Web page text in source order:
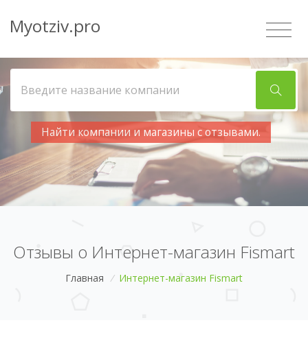
Myotziv.pro
Найти компании и магазины с отзывами.
Отзывы о Интернет-магазин Fismart
Главная / Интернет-магазин Fismart